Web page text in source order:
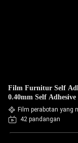
Film Furnitur Self
0.40mm Self
Film perabotan yang
42 pandangan